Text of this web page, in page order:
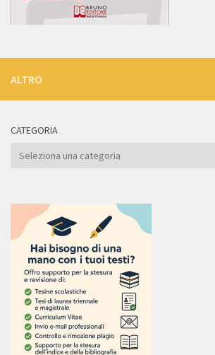
ALTRO
CATEGORIA
Categoria